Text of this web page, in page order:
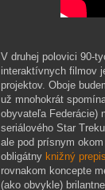
V druhej polovici 90-
interaktívnych filmov
projektov. Oboje
už mnohokrát
obyvateľa Federácie)
seriálového Star
ale pod prísnym
obligátny knižný prepis
rovnakom koncepte
(ako obvykle)